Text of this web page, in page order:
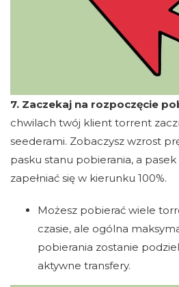
7. Zaczekaj na rozpoczęcie
chwilach twój klient torrent
seederami. Zobaczysz wzrost
pasku stanu pobierania, a
zapełniać się w kierunku 100%.
Możesz pobierać wiele
czasie, ale ogólna
pobierania zostanie
aktywne transfery.